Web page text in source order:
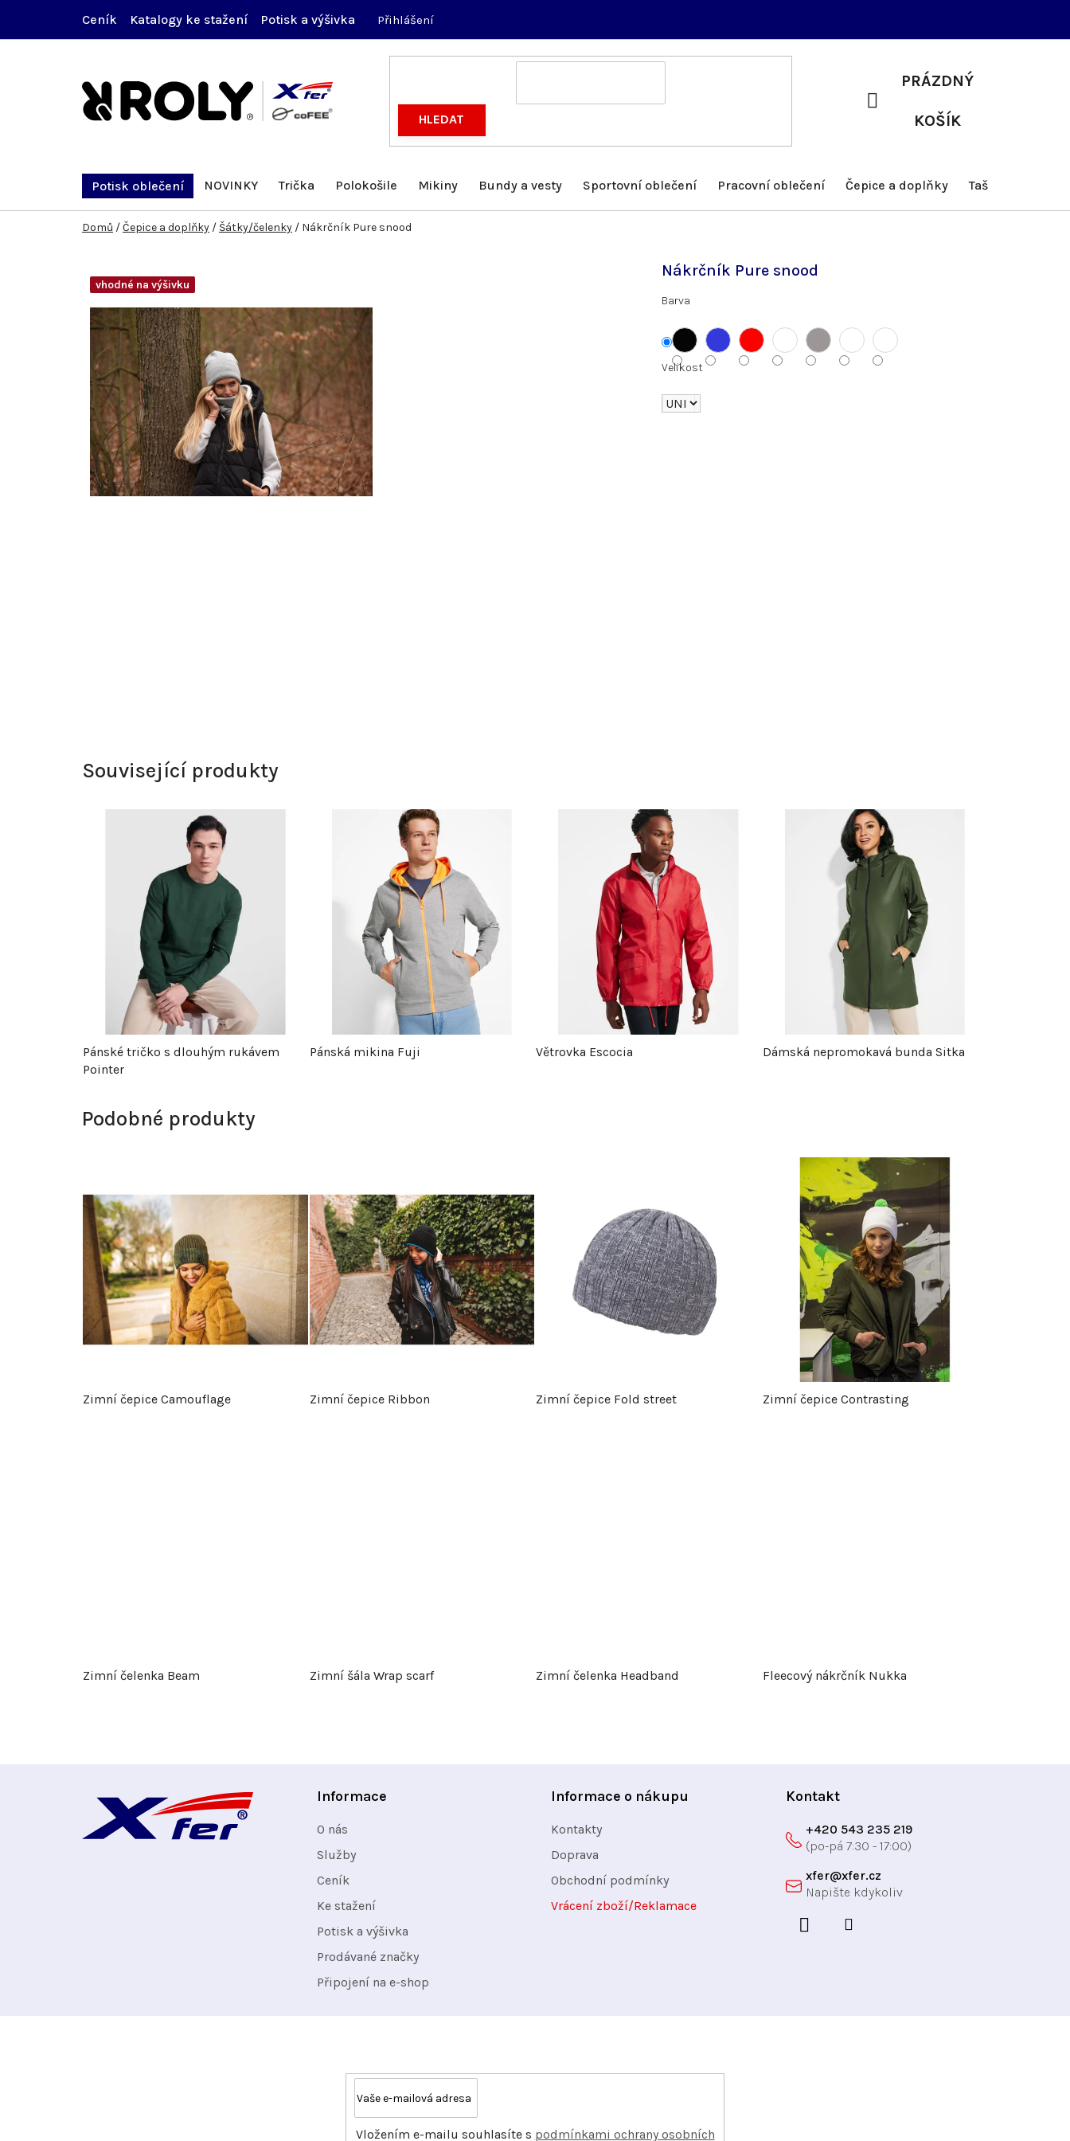
obsah
Ceník Katalogy ke stažení Potisk a výšivka Přihlášení
HLEDAT NÁKUPNÍ
PRÁZDNÝ
KOŠÍK
Potisk oblečení NOVINKY Trička Polokošile Mikiny Bundy a vesty Sportovní oblečení Pracovní oblečení Čepice a doplňky Tašky a batohy
Domů /Čepice a doplňky / Šátky/čelenky / Nákrčník Pure snood
Nákrčník Pure snood
Barva
Velikost
vhodné na výšivku
Související produkty
Pánské tričko s dlouhým rukávem
Pointer
Pánská mikina Fuji Větrovka Escocia Dámská nepromokavá bunda Sitka
Podobné produkty
Zimní čepice Camouflage Zimní čepice Ribbon Zimní čepice Fold street Zimní čepice Contrasting
Zimní čelenka Beam Zimní šála Wrap scarf Zimní čelenka Headband Fleecový nákrčník Nukka
Informace
O nás
Služby
Ceník
Ke stažení
Potisk a výšivka
Prodávané značky
Připojení na e-shop
Informace o nákupu
Kontakty
Doprava
Obchodní podmínky
Vrácení zboží/Reklamace
Kontakt
xfer@xfer.cz
+420 543 235 219
Vložením e-mailu souhlasíte s podmínkami ochrany osobních